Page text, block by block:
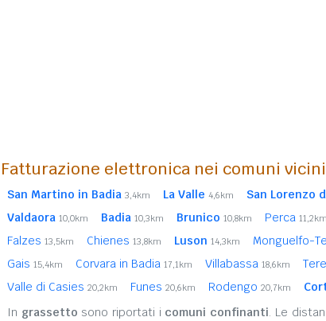
Fatturazione elettronica nei comuni vicini
San Martino in Badia 3,4km La Valle 4,6km San Lorenzo
Valdaora 10,0km Badia 10,3km Brunico 10,8km Perca 11,2km
Falzes 13,5km Chienes 13,8km Luson 14,3km Monguelfo-
Gais 15,4km Corvara in Badia 17,1km Villabassa 18,6km
Valle di Casies 20,2km Funes 20,6km Rodengo 20,7km
In grassetto sono riportati i comuni confinanti. Le